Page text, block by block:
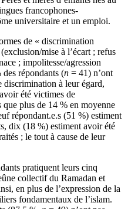
francophones-
universitaire et un emploi.
de « discrimination
mise à l’écart ; refus
; impolitesse/agression
répondants (n = 41) n’ont
discrimination à leur égard,
été victimes de
plus de 14 % en moyenne
répondant.e.s (51 %) estiment
dix (18 %) estiment avoir été
; le tout à cause de leur
pratiquent leurs cinq
collectif du Ramadan et
en plus de l’expression de la
fondamentaux de l’islam.